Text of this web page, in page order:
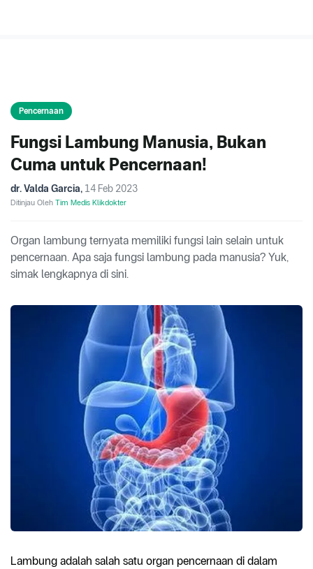
Pencernaan
Fungsi Lambung Manusia, Bukan
Cuma untuk Pencernaan!
dr. Valda Garcia, 14 Feb 2023
Ditinjau Oleh Tim Medis Klikdokter
Organ lambung ternyata memiliki fungsi lain selain untuk
pencernaan. Apa saja fungsi lambung pada manusia? Yuk,
simak lengkapnya di sini.
Lambung adalah salah satu organ pencernaan di dalam